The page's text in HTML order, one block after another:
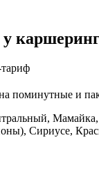
на поминутные и
Сириусе,